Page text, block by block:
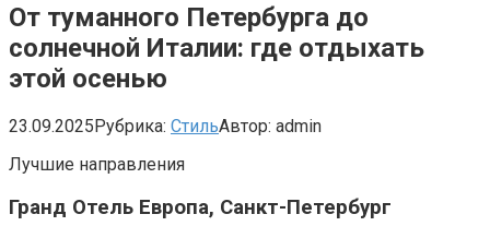
От туманного Петербурга до
солнечной Италии: где отдыхать
этой осенью
23.09.2025Рубрика: СтильАвтор: admin
Лучшие направления
Гранд Отель Европа, Санкт-Петербург